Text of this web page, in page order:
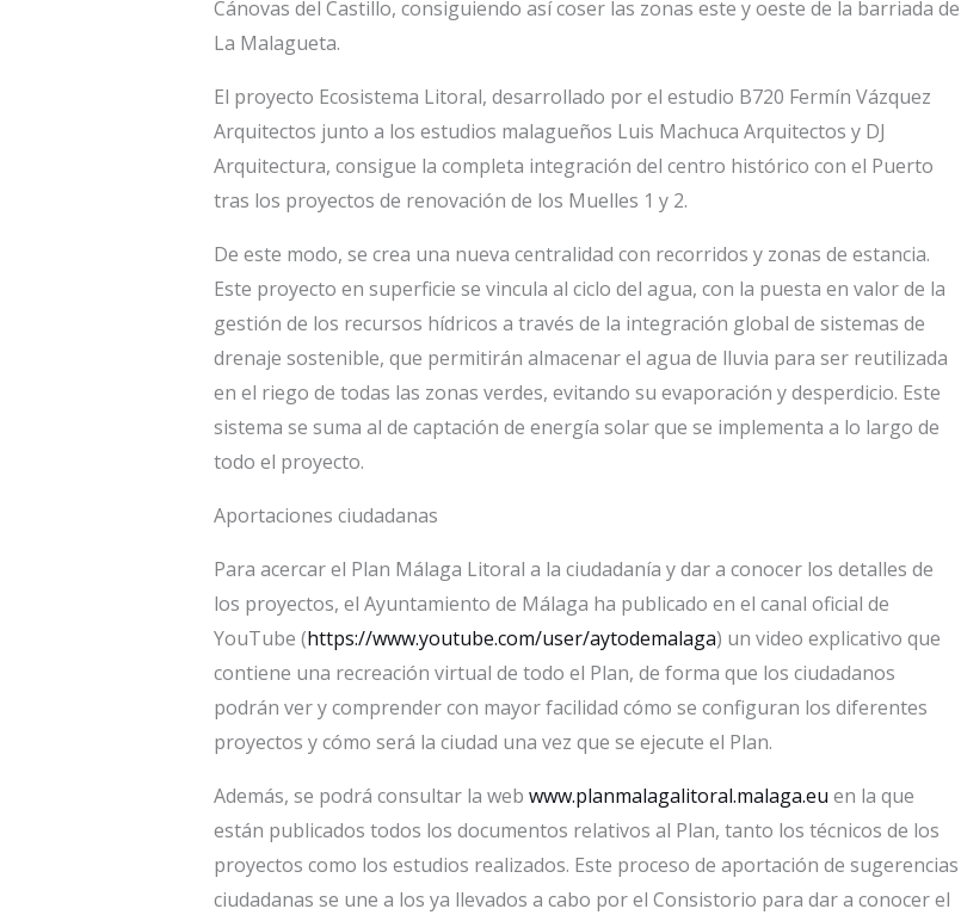
Cánovas del Castillo, consiguiendo así coser las zonas este y oeste de la barriada de
La Malagueta.
El proyecto Ecosistema Litoral, desarrollado por el estudio B720 Fermín Vázquez
Arquitectos junto a los estudios malagueños Luis Machuca Arquitectos y DJ
Arquitectura, consigue la completa integración del centro histórico con el Puerto
tras los proyectos de renovación de los Muelles 1 y 2.
De este modo, se crea una nueva centralidad con recorridos y zonas de estancia.
Este proyecto en superficie se vincula al ciclo del agua, con la puesta en valor de la
gestión de los recursos hídricos a través de la integración global de sistemas de
drenaje sostenible, que permitirán almacenar el agua de lluvia para ser reutilizada
en el riego de todas las zonas verdes, evitando su evaporación y desperdicio. Este
sistema se suma al de captación de energía solar que se implementa a lo largo de
todo el proyecto.
Aportaciones ciudadanas
Para acercar el Plan Málaga Litoral a la ciudadanía y dar a conocer los detalles de
los proyectos, el Ayuntamiento de Málaga ha publicado en el canal oficial de
YouTube (https://www.youtube.com/user/aytodemalaga) un video explicativo que
contiene una recreación virtual de todo el Plan, de forma que los ciudadanos
podrán ver y comprender con mayor facilidad cómo se configuran los diferentes
proyectos y cómo será la ciudad una vez que se ejecute el Plan.
Además, se podrá consultar la web www.planmalagalitoral.malaga.eu en la que
están publicados todos los documentos relativos al Plan, tanto los técnicos de los
proyectos como los estudios realizados. Este proceso de aportación de sugerencias
ciudadanas se une a los ya llevados a cabo por el Consistorio para dar a conocer el